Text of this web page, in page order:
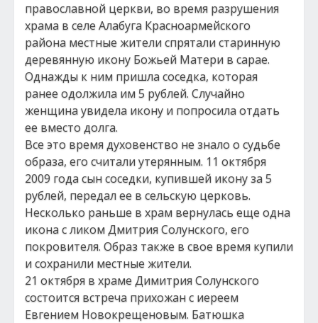
православной церкви, во время разрушения
храма в селе Алабуга Красноармейского
района местные жители спрятали старинную
деревянную икону Божьей Матери в сарае.
Однажды к ним пришла соседка, которая
ранее одолжила им 5 рублей. Случайно
женщина увидела икону и попросила отдать
ее вместо долга.
Все это время духовенство не знало о судьбе
образа, его считали утерянным. 11 октября
2009 года сын соседки, купившей икону за 5
рублей, передал ее в сельскую церковь.
Несколько раньше в храм вернулась еще одна
икона с ликом Дмитрия Солунского, его
покровителя. Образ также в свое время купили
и сохранили местные жители.
21 октября в храме Димитрия Солунского
состоится встреча прихожан с иереем
Евгением Новокрещеновым. Батюшка